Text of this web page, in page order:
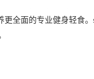
全面的专业健身轻食